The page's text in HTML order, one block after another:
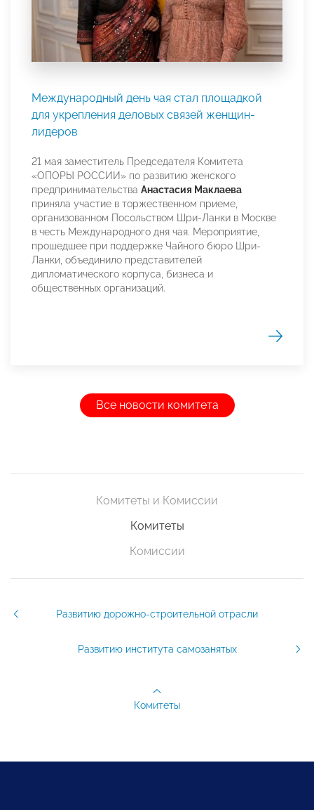
Международный день чая стал площадкой
для укрепления деловых связей женщин-
лидеров
21 мая заместитель Председателя Комитета
«ОПОРЫ РОССИИ» по развитию женского
предпринимательства Анастасия Маклаева
приняла участие в торжественном приеме,
организованном Посольством Шри-Ланки в Москве
в честь Международного дня чая. Мероприятие,
прошедшее при поддержке Чайного бюро Шри-
Ланки, объединило представителей
дипломатического корпуса, бизнеса и
общественных организаций.
Все новости комитета
Комитеты и Комиссии
Комитеты
Комиссии
Развитию дорожно-строительной отрасли
Развитию института самозанятых
Комитеты